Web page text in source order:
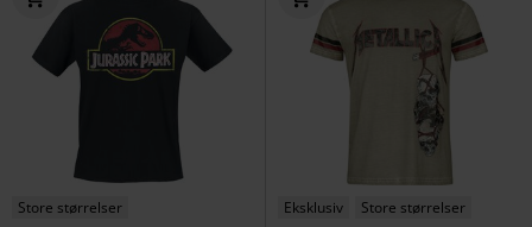
Store størrelser Eksklusiv
Store størrelser